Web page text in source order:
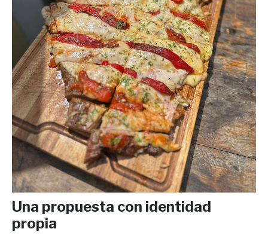
Una propuesta con identidad
propia